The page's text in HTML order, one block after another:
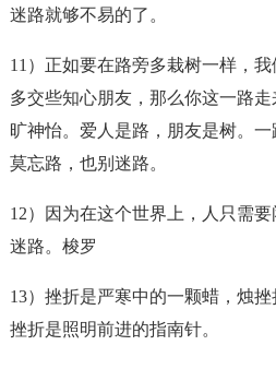
迷路就够不易的了。
11）正如要在路旁多栽树一样，
多交些知心朋友，那么你这一路
旷神怡。爱人是路，朋友是树。
莫忘路，也别 迷路。
12）因为在这个世界上，人只需
迷路。梭罗
13）挫折是严寒中的一颗蜡，烛挫
挫折是照明前进的指南针。